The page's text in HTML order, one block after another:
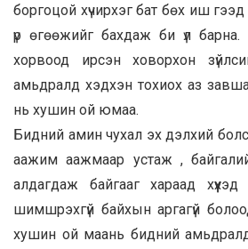
боргоцой хүчирхэг бат бөх иш
үр өгөөжийг бахдаж би үл
хорвоод ирсэн ховорхон
амьдралд хэдхэн тохиох аз
нь хушин ой юмаа.
Бидний амин чухал эх дэлхий
аажим аажмаар устаж ,
алдагдаж байгааг хараад
шимшрэхгүй байхын аргагүй
хушин ой маань бидний